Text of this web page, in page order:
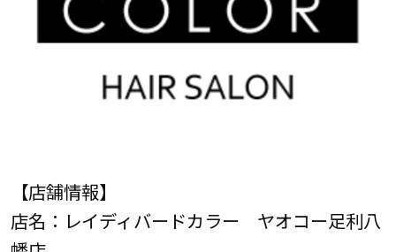
【店舗情報】
店名：レイディバードカラー ヤオコー足利八